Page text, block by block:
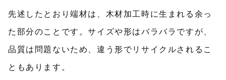
先述したとおり端材は、木材加工時に生まれる余っ
た部分のことです。サイズや形はバラバラですが、
品質は問題ないため、違う形でリサイクルされるこ
ともあります。